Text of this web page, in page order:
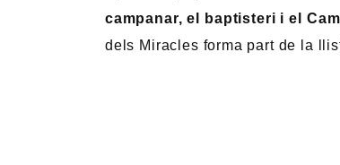
campanar, el baptisteri i el
dels Miracles forma part de la